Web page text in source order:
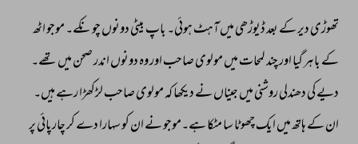
تھوڑی دیر کے بعد ڈیوڑھی میں آہٹ ہوئی۔ باپ بیٹی دونوں چونکے۔ موجو اٹھ
کے باہر گیا اور چند لمحات میں مولوی صاحب اور وہ دونوں اندر صحن میں تھے۔
دیے کی دھندلی روشنی میں جیناں نے دیکھا کہ مولوی صاحب لڑکھڑا رہے ہیں۔
ان کے ہاتھ میں ایک چھوٹا سا مٹکا ہے۔موجو نے ان کو سہارا دے کر چارپائی پر